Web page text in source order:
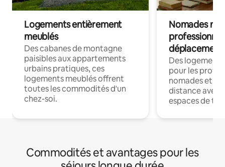
Logements entièrement
meublés
Des cabanes de montagne
paisibles aux appartements
urbains pratiques, ces
logements meublés offrent
toutes les commodités d'un
chez-soi.
Nomades
déplacement
Des
pour les
nomades et
distance avec
espaces de
Commodités et avantages pour les